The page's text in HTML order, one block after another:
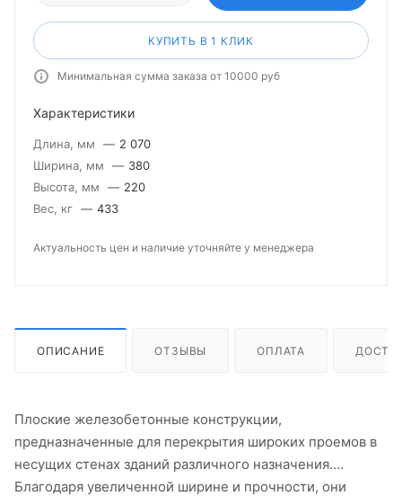
КУПИТЬ В 1 КЛИК
Минимальная сумма заказа от 10000 руб
Характеристики
Длина, мм — 2 070
Ширина, мм
— 380
Высота, мм
— 220
Вес, кг — 433
Актуальность цен и наличие уточняйте у менеджера
ОПИСАНИЕ ОТЗЫВЫ ОПЛАТА
Плоские железобетонные конструкции,
предназначенные для перекрытия широких проемов в
несущих стенах зданий различного назначения.
Благодаря увеличенной ширине и прочности, они